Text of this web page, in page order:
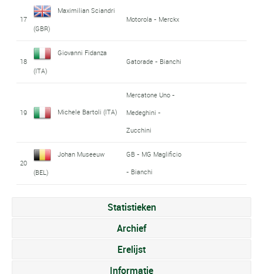
17
Maximilian Sciandri
(GBR)
Motorola - Merckx
18
Giovanni Fidanza
(ITA)
Gatorade - Bianchi
19 Michele Bartoli (ITA)
Mercatone Uno -
Medeghini -
Zucchini
20
Johan Museeuw
(BEL)
GB - MG Maglificio
- Bianchi
Statistieken
Archief
Erelijst
Informatie